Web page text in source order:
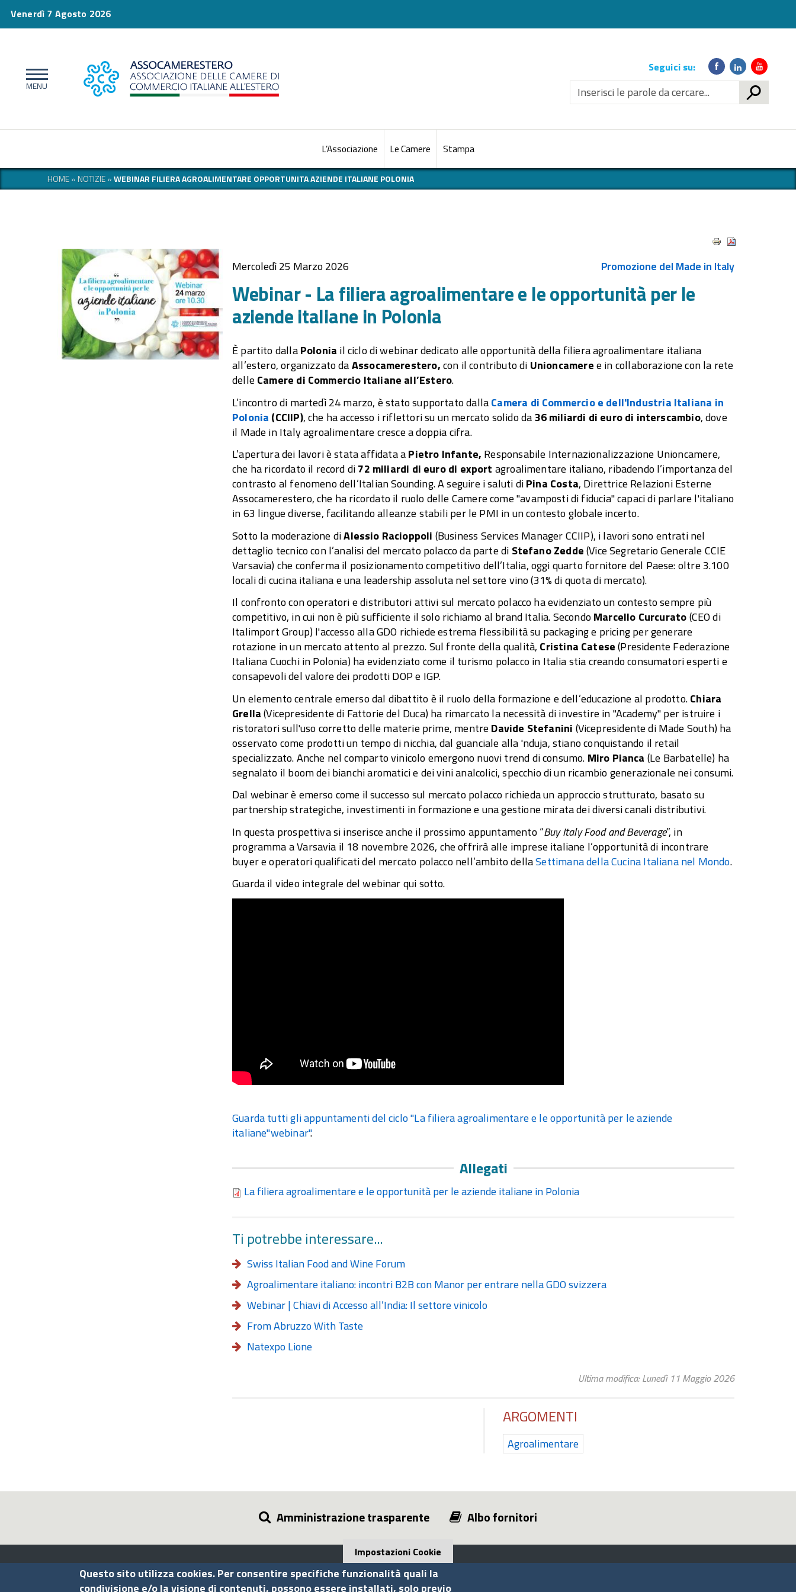
Venerdì 7 Agosto 2026
Link
social
Seguici su:
L’Associazione Le Camere Stampa
HOME»NOTIZIE»WEBINAR FILIERA AGROALIMENTARE OPPORTUNITA AZIENDE ITALIANE POLONIA
Mercoledì 25 Marzo 2026 Promozione del Made in Italy
Webinar - La filiera agroalimentare e le opportunità per le
aziende italiane in Polonia
È partito dallaPolonia il ciclo di webinar dedicato alle opportunità della filiera agroalimentare italiana
all’estero, organizzato daAssocamerestero,con il contributo di Unioncameree in collaborazione con la rete
delleCamere di Commercio Italiane all’Estero.
L’incontro di martedì 24 marzo, è stato supportato dallaCamera di Commercio e dell'Industria Italiana in
Polonia (CCIIP), che ha accesso i riflettori su un mercato solido da36 miliardi di euro di interscambio, dove
il Made in Italy agroalimentare cresce a doppia cifra.
L’apertura dei lavori è stata affidata aPietro Infante, Responsabile Internazionalizzazione Unioncamere,
che ha ricordato il record di72 miliardi di euro di export agroalimentare italiano, ribadendo l’importanza del
contrasto al fenomeno dell’Italian Sounding. A seguire i saluti diPina Costa, Direttrice Relazioni Esterne
Assocamerestero, che ha ricordato il ruolo delle Camere come "avamposti di fiducia" capaci di parlare l'italiano
in 63 lingue diverse, facilitando alleanze stabili per le PMI in un contesto globale incerto.
Sotto la moderazione diAlessio Racioppoli (Business Services Manager CCIIP), i lavori sono entrati nel
dettaglio tecnico con l’analisi del mercato polacco da parte di Stefano Zedde(Vice Segretario Generale CCIE
Varsavia) che conferma il posizionamento competitivo dell’Italia, oggi quarto fornitore del Paese: oltre 3.100
locali di cucina italiana e una leadership assoluta nel settore vino (31% di quota di mercato).
Il confronto con operatori e distributori attivi sul mercato polacco ha evidenziato un contesto sempre più
competitivo, in cui non è più sufficiente il solo richiamo al brand Italia. SecondoMarcello Curcurato(CEO di
Italimport Group) l'accesso alla GDO richiede estrema flessibilità su packaging e pricing per generare
rotazione in un mercato attento al prezzo. Sul fronte della qualità, Cristina Catese(Presidente Federazione
Italiana Cuochi in Polonia) ha evidenziato come il turismo polacco in Italia stia creando consumatori esperti e
consapevoli del valore dei prodotti DOP e IGP.
Un elemento centrale emerso dal dibattito è il ruolo della formazione e dell’educazione al prodotto.Chiara
Grella(Vicepresidente di Fattorie del Duca) ha rimarcato la necessità di investire in "Academy" per istruire i
ristoratori sull'uso corretto delle materie prime, mentreDavide Stefanini (Vicepresidente di Made South) ha
osservato come prodotti un tempo di nicchia, dal guanciale alla 'nduja, stiano conquistando il retail
specializzato. Anche nel comparto vinicolo emergono nuovi trend di consumo. Miro Pianca (Le Barbatelle) ha
segnalato il boom dei bianchi aromatici e dei vini analcolici, specchio di un ricambio generazionale nei consumi.
Dal webinar è emerso come il successo sul mercato polacco richieda un approccio strutturato, basato su
partnership strategiche, investimenti in formazione e una gestione mirata dei diversi canali distributivi.
In questa prospettiva si inserisce anche il prossimo appuntamento “Buy Italy Food and Beverage”, in
programma a Varsavia il 18 novembre 2026, che offrirà alle imprese italiane l’opportunità di incontrare
buyer e operatori qualificati del mercato polacco nell’ambito dellaSettimana della Cucina Italiana nel Mondo.
Guarda il video integrale del webinar qui sotto.
Guarda tutti gli appuntamenti del ciclo "La filiera agroalimentare e le opportunità per le aziende
italiane"webinar".
Allegati
La filiera agroalimentare e le opportunità per le aziende italiane in Polonia
Ti potrebbe interessare...
Swiss Italian Food and Wine Forum
Agroalimentare italiano: incontri B2B con Manor per entrare nella GDO svizzera
Webinar | Chiavi di Accesso all’India: Il settore vinicolo
From Abruzzo With Taste
Natexpo Lione
Ultima modifica: Lunedì 11 Maggio 2026
ARGOMENTI
Agroalimentare
Amministrazione trasparente Albo fornitori
Assocamerestero
Impostazioni Cookie
Questo sito utilizza cookies. Per consentire specifiche funzionalità quali la
condivisione e/o la visione di contenuti, possono essere installati, solo previo